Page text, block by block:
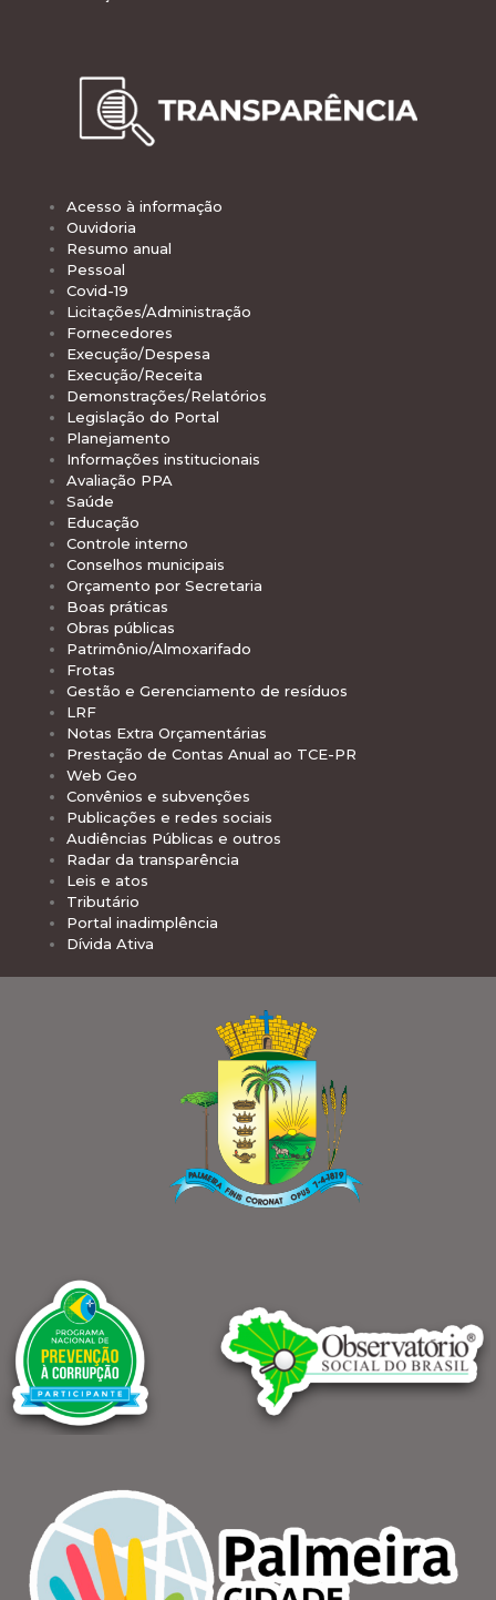
Acesso à informação
Ouvidoria
Resumo anual
Pessoal
Covid-19
Licitações/Administração
Fornecedores
Execução/Despesa
Execução/Receita
Demonstrações/Relatórios
Legislação do Portal
Planejamento
Informações institucionais
Avaliação PPA
Saúde
Educação
Controle interno
Conselhos municipais
Orçamento por Secretaria
Boas práticas
Obras públicas
Patrimônio/Almoxarifado
Frotas
Gestão e Gerenciamento de resíduos
LRF
Notas Extra Orçamentárias
Prestação de Contas Anual ao TCE-PR
Web Geo
Convênios e subvenções
Publicações e redes sociais
Audiências Públicas e outros
Radar da transparência
Leis e atos
Tributário
Portal inadimplência
Dívida Ativa